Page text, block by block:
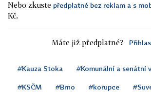
Nebo zkuste předplatné bez reklam a s
Kč.
Máte již předplatné?
#Kauza Stoka #Komunální a senátní
#KSČM #Brno #korupce